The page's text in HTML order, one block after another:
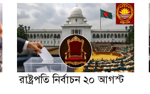
রাষ্ট্রপতি নির্বাচন ২০ আগস্ট